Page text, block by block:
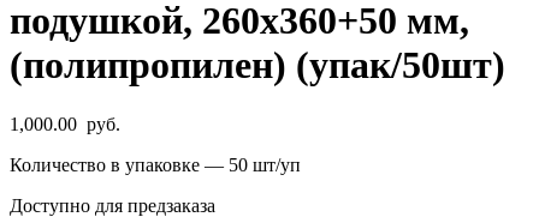
подушкой, 260х360+50 мм,
(полипропилен) (упак/50шт)
1,000.00 руб.
Количество в упаковке — 50 шт/уп
Доступно для предзаказа